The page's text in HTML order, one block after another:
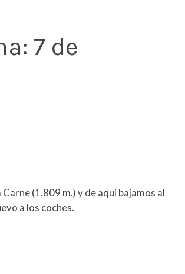
7 de
(1.809 m.) y de aquí bajamos al
a los coches.